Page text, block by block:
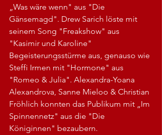
„Was wäre wenn" aus "Die
Gänsemagd". Drew Sarich löste mit
seinem Song "Freakshow" aus
"Kasimir und Karoline"
Begeisterungsstürme aus, genauso wie
Steffi Irmen mit "Hormone" aus
"Romeo & Julia". Alexandra-Yoana
Alexandrova, Sanne Mieloo & Christian
Fröhlich konnten das Publikum mit „Im
Spinnennetz" aus die "Die
Königinnen" bezaubern.